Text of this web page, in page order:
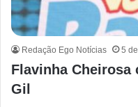
Redação Ego Notícias 5
Flavinha Cheirosa
Gil